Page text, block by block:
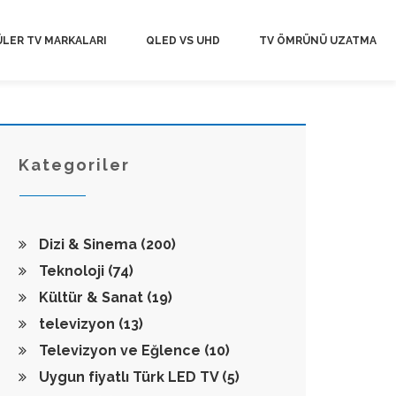
TV MARKALARI QLED VS UHD TV ÖMRÜNÜ UZATMA
Kategoriler
Dizi & Sinema (200)
Teknoloji (74)
Kültür & Sanat (19)
televizyon (13)
Televizyon ve Eğlence (10)
Uygun fiyatlı Türk LED TV (5)